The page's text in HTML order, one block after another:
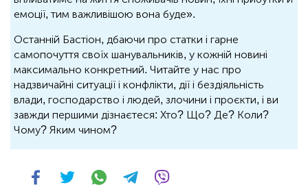
емоції, тим важливішою вона буде».
Останній Бастіон, дбаючи про статки і гарне
самопочуття своїх шанувальників, у кожній новині
максимально конкретний. Читайте у нас про
надзвичайні ситуації і конфлікти, дії і бездіяльність
влади, господарство і людей, злочини і проєкти, і ви
завжди першими дізнаєтеся: Хто? Що? Де? Коли?
Чому? Яким чином?